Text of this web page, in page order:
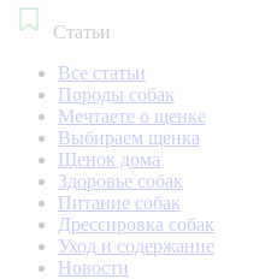
Статьи
Все статьи
Породы собак
Мечтаете о щенке
Выбираем щенка
Щенок дома
Здоровье собак
Питание собак
Дрессировка собак
Уход и содержание
Новости